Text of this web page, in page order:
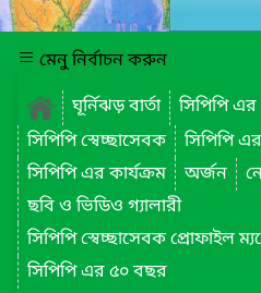
মেনু নির্বাচন করুন
ঘূর্নিঝড় বার্তা
সিপিপি
সিপিপি স্বেচ্ছাসেবক
সিপিপি
সিপিপি এর কার্যক্রম
অর্জন
ছবি ও ভিডিও গ্যালারী
সিপিপি স্বেচ্ছাসেবক প্রোফাইল
সিপিপি এর ৫০ বছর